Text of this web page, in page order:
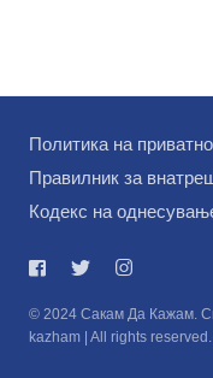
Политика на
Правилник за
Кодекс на
© 2024 Сакам Да Кажам.
kazham | All rights